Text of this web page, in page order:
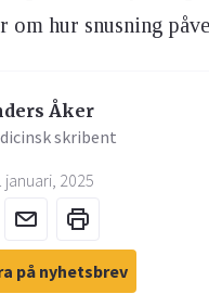
om hur snusning
Åker
skribent
2025
på nyhetsbrev